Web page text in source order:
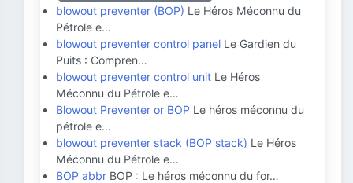
blowout preventer (BOP) Le Héros Méconnu du
Pétrole e…
blowout preventer control panel Le Gardien du
Puits : Compren…
blowout preventer control unit Le Héros
Méconnu du Pétrole e…
Blowout Preventer or BOP Le héros méconnu du
pétrole e…
blowout preventer stack (BOP stack) Le Héros
Méconnu du Pétrole e…
BOP abbr BOP : Le héros méconnu du for…